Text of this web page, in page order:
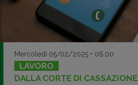
Mercoledì 05/02/2025 • 06:00
LAVORO
DALLA CORTE DI CASSAZIONE